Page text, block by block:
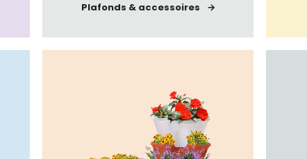
Plafonds & accessoires